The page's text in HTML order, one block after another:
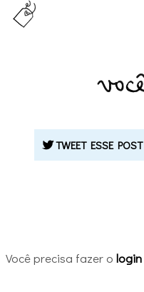
TWEET ESSE POST
Você precisa fazer o login